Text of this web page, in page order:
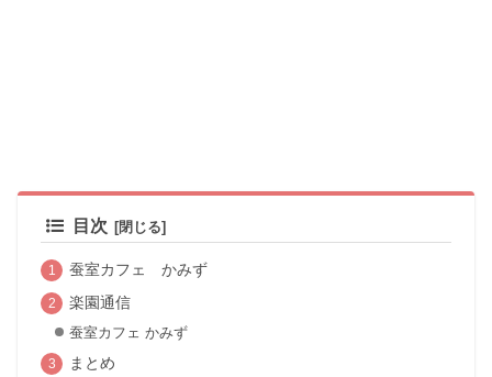
目次
蚕室カフェ かみず
楽園通信
蚕室カフェ かみず
まとめ